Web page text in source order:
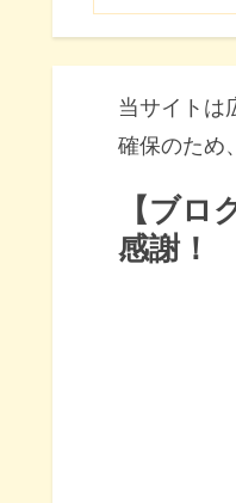
当サイトは
確保のため
【ブ
感謝！